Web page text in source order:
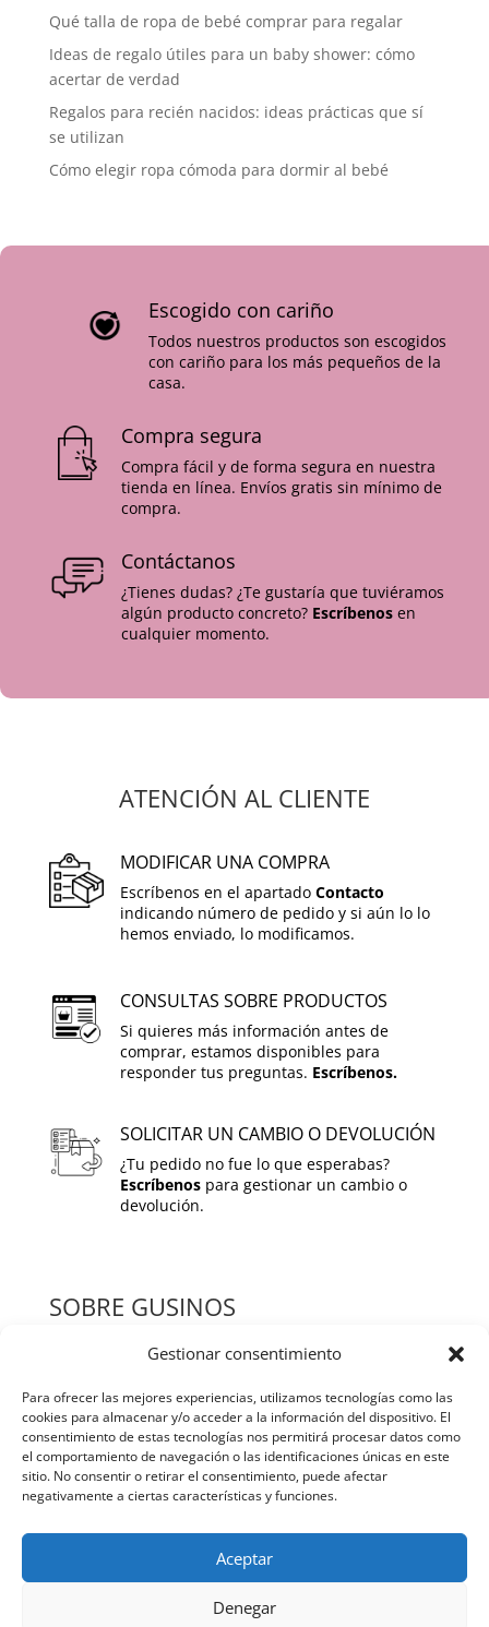
Gestionar consentimiento
Para ofrecer las mejores experiencias, utilizamos tecnologías como las
cookies para almacenar y/o acceder a la información del dispositivo. El
consentimiento de estas tecnologías nos permitirá procesar datos como
el comportamiento de navegación o las identificaciones únicas en este
sitio. No consentir o retirar el consentimiento, puede afectar
negativamente a ciertas características y funciones.
Aceptar
Denegar
Qué talla de ropa de bebé comprar para regalar
Ideas de regalo útiles para un baby shower: cómo
acertar de verdad
Regalos para recién nacidos: ideas prácticas que sí
se utilizan
Cómo elegir ropa cómoda para dormir al bebé
Escogido con cariño
Todos nuestros productos son escogidos
con cariño para los más pequeños de la
casa.
Compra segura
Compra fácil y de forma segura en nuestra
tienda en línea. Envíos gratis sin mínimo de
compra.
Contáctanos
¿Tienes dudas? ¿Te gustaría que tuviéramos
algún producto concreto? Escríbenos en
cualquier momento.
ATENCIÓN AL CLIENTE
MODIFICAR UNA COMPRA
Escríbenos en el apartado Contacto
indicando número de pedido y si aún lo lo
hemos enviado, lo modificamos.
CONSULTAS SOBRE PRODUCTOS
Si quieres más información antes de
comprar, estamos disponibles para
responder tus preguntas. Escríbenos.
SOLICITAR UN CAMBIO O DEVOLUCIÓN
¿Tu pedido no fue lo que esperabas?
Escríbenospara gestionar un cambio o
devolución.
SOBRE GUSINOS
QUIENES SOMOS
TIENDA
BLOG
CONTACTO
POLITICAS Y TERMINOS